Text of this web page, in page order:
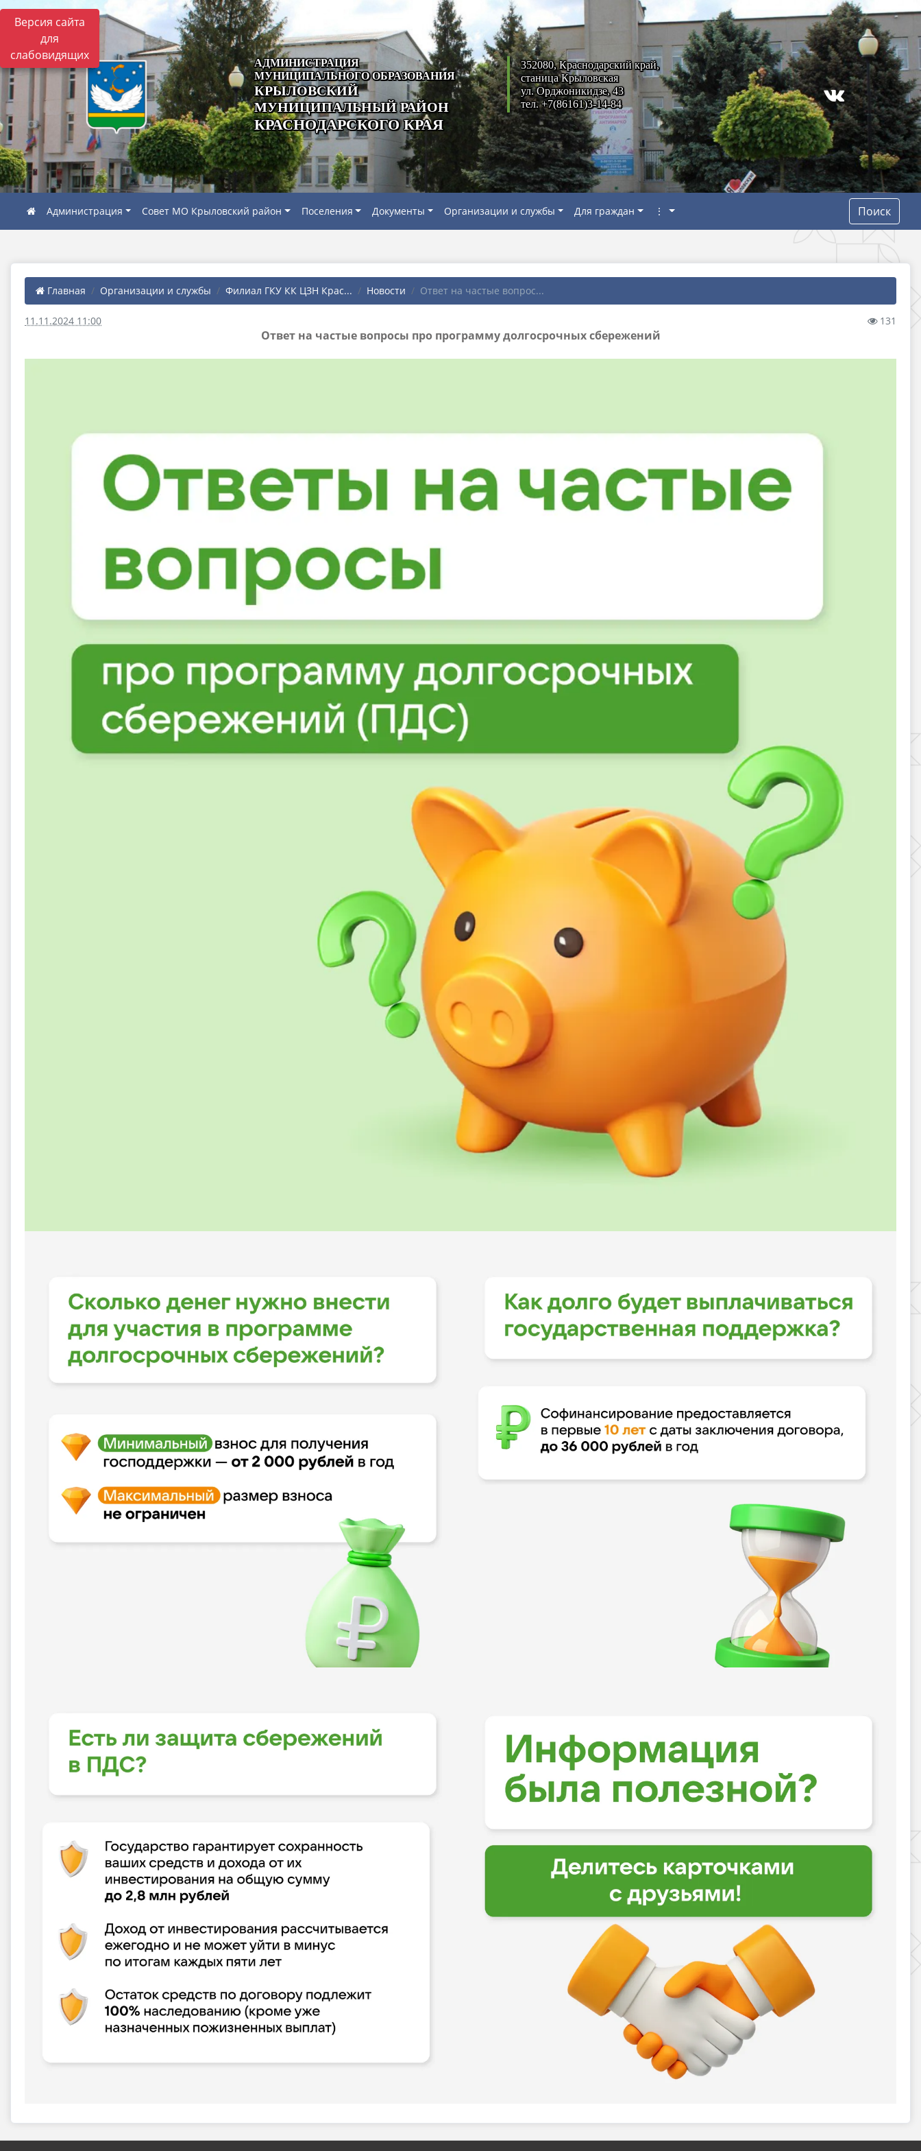
Версия сайта
для
слабовидящих
АДМИНИСТРАЦИЯ
МУНИЦИПАЛЬНОГО ОБРАЗОВАНИЯ
КРЫЛОВСКИЙ
МУНИЦИПАЛЬНЫЙ РАЙОН
КРАСНОДАРСКОГО КРАЯ
352080, Краснодарский край,
станица Крыловская
ул. Орджоникидзе, 43
тел. +7(86161)3-14-84
Администрация Совет МО Крыловский район Поселения Документы Организации и службы Для граждан ⋮ Поиск
Главная Организации и службы Филиал ГКУ КК ЦЗН Крас... Новости Ответ на частые вопрос...
11.11.2024 11:00 131
Ответ на частые вопросы про программу долгосрочных сбережений